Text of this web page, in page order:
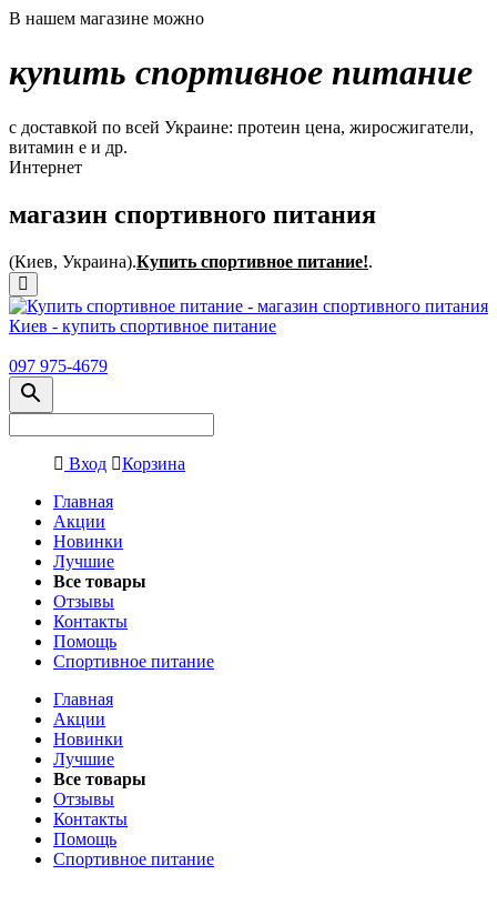
В нашем магазине можно
купить спортивное питание
с доставкой по всей Украине: протеин цена, жиросжигатели,
витамин е и др.
Интернет
магазин спортивного питания
(Киев, Украина).Купить спортивное питание!.
097 975-4679
Вход
Корзина
Главная
Акции
Новинки
Лучшие
Все товары
Отзывы
Контакты
Помощь
Спортивное питание
Главная
Акции
Новинки
Лучшие
Все товары
Отзывы
Контакты
Помощь
Спортивное питание